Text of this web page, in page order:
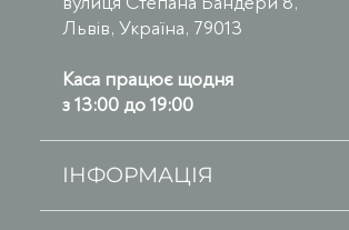
Львів, Україна, 79013
Каса працює щодня
з 13:00 до 19:00
ІНФОРМАЦІЯ